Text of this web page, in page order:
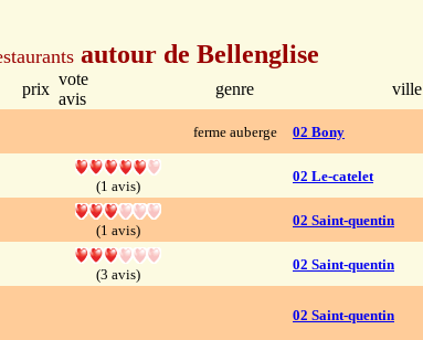
autour de Bellenglise
prix
vote
avis
genre
ville
ferme auberge 02 Bony
(1 avis)
02 Le-catelet
(1 avis)
02 Saint-quentin
(3 avis)
02 Saint-quentin
02 Saint-quentin